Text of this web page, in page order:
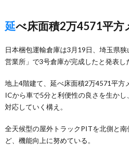
延べ床面積2万4571平
日本梱包運輸倉庫は3月19日、埼玉県
営業所」で3号倉庫が完成したと発表し
地上4階建て、延べ床面積2万4571平方
ICから車で5分と利便性の良さを生か
対応していく構え。
全天候型の屋外トラックPITを北側と
ど、機能向上に努めている。